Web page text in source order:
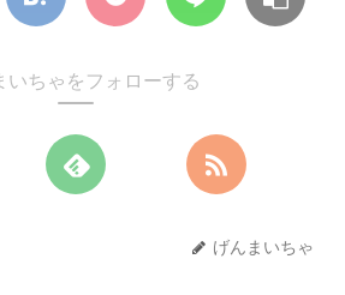
いちゃをフォローする
げんまいちゃ